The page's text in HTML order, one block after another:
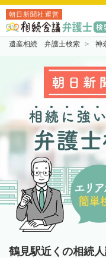
朝日新聞社運営
遺産相続 弁護士検索 神
鶴見駅近くの相続